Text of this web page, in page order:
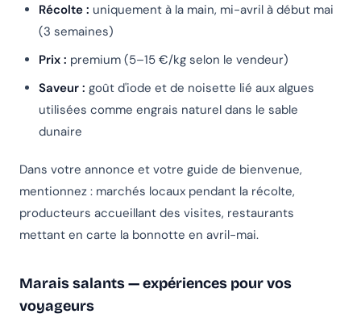
Récolte : uniquement à la main, mi-avril à début mai
(3 semaines)
Prix : premium (5–15 €/kg selon le vendeur)
Saveur : goût d'iode et de noisette lié aux algues
utilisées comme engrais naturel dans le sable
dunaire
Dans votre annonce et votre guide de bienvenue,
mentionnez : marchés locaux pendant la récolte,
producteurs accueillant des visites, restaurants
mettant en carte la bonnotte en avril-mai.
Marais salants — expériences pour vos
voyageurs